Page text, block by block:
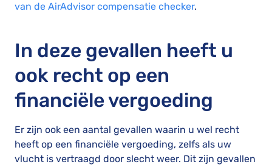
van de AirAdvisor compensatie checker.
In deze gevallen heeft u
ook recht op een
financiële vergoeding
Er zijn ook een aantal gevallen waarin u wel recht
heeft op een financiële vergoeding, zelfs als uw
vlucht is vertraagd door slecht weer. Dit zijn gevallen